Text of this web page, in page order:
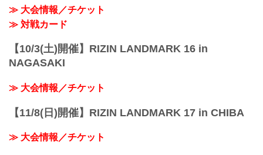
≫ 大会情報／チケット
≫ 対戦カード
【10/3(土)開催】RIZIN LANDMARK 16 in
NAGASAKI
≫ 大会情報／チケット
【11/8(日)開催】RIZIN LANDMARK 17 in CHIBA
≫ 大会情報／チケット